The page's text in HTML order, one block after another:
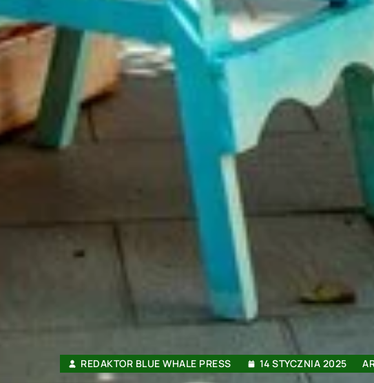
REDAKTOR BLUE WHALE PRESS 14 STYCZNIA 2025